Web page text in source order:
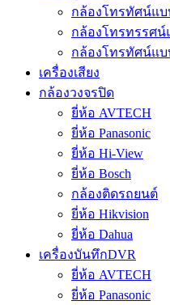
กล้องโทรทัศน์แบ
กล้องโทรทรรศ
กล้องโทรทัศน์แบ
เครื่องเสียง
กล้องวงจรปิด
ยี่ห้อ AVTECH
ยี่ห้อ Panasonic
ยี่ห้อ Hi-View
ยี่ห้อ Bosch
กล้องติดรถยนต์
ยี่ห้อ Hikvision
ยี่ห้อ Dahua
เครื่องบันทึกDVR
ยี่ห้อ AVTECH
ยี่ห้อ Panasonic